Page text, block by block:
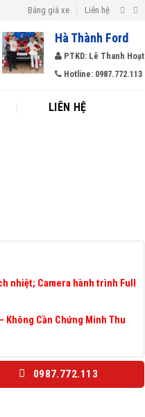
Bảng giá xe Liên hệ
Hà Thành Ford
PTKD: Lê Thanh Hoạt
Hotline: 0987.772.113
LIÊN HỆ
nhiệt; Camera hành trình Full
Không Cần Chứng Minh Thu
0987.772.113